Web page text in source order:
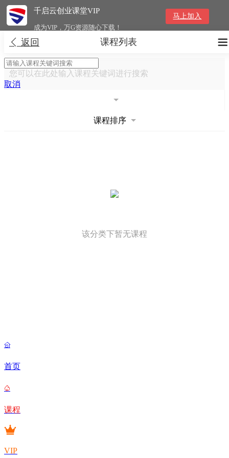
千启云创业课堂VIP
成为VIP，万G资源随心下载！
马上加入
 返回 
课程列表
您可以在此处输入课程关键词进行搜索
取消
课程排序
该分类下暂无课程

首页

课程
VIP